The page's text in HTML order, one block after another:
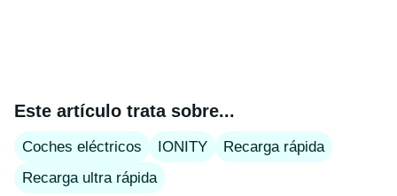
Este artículo trata sobre...
Coches eléctricos IONITY
Recarga rápida
Recarga ultra rápida